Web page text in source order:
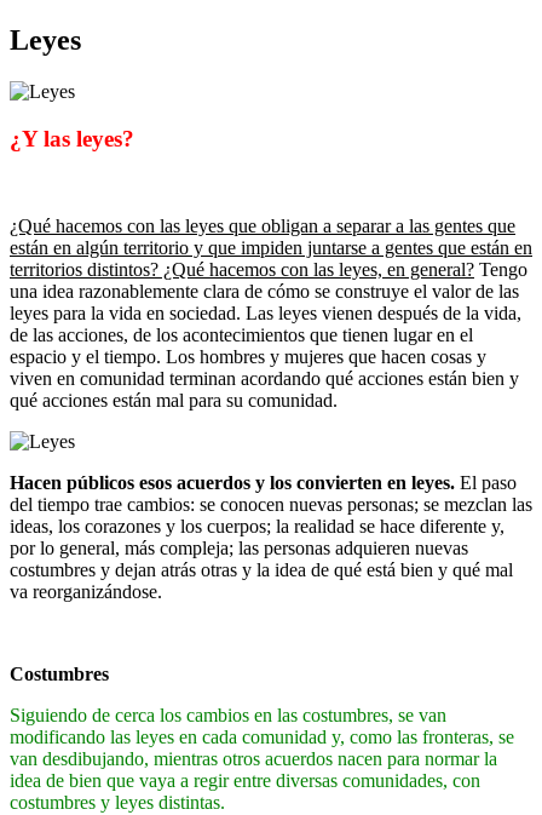
Leyes
¿Y las leyes?
¿Qué hacemos con las leyes que obligan a separar a las gentes que
están en algún territorio y que impiden juntarse a gentes que están en
territorios distintos? ¿Qué hacemos con las leyes, en general? Tengo
una idea razonablemente clara de cómo se construye el valor de las
leyes para la vida en sociedad. Las leyes vienen después de la vida,
de las acciones, de los acontecimientos que tienen lugar en el
espacio y el tiempo. Los hombres y mujeres que hacen cosas y
viven en comunidad terminan acordando qué acciones están bien y
qué acciones están mal para su comunidad.
Hacen públicos esos acuerdos y los convierten en leyes. El paso
del tiempo trae cambios: se conocen nuevas personas; se mezclan las
ideas, los corazones y los cuerpos; la realidad se hace diferente y,
por lo general, más compleja; las personas adquieren nuevas
costumbres y dejan atrás otras y la idea de qué está bien y qué mal
va reorganizándose.
Costumbres
Siguiendo de cerca los cambios en las costumbres, se van
modificando las leyes en cada comunidad y, como las fronteras, se
van desdibujando, mientras otros acuerdos nacen para normar la
idea de bien que vaya a regir entre diversas comunidades, con
costumbres y leyes distintas.